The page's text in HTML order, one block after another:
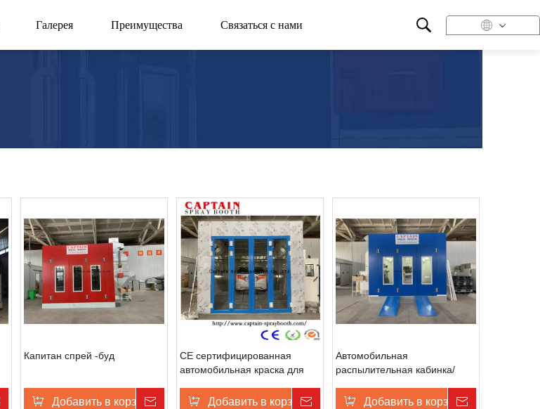
Галерея Преимущества Связаться с нами
Запрос цены
Капитан спрей -буд
Добавить в корзину Запрос цены
CE сертифицированная
автомобильная краска для
Добавить в корзину Запрос цены
Автомобильная
распылительная кабинка/
Добавить в корзину